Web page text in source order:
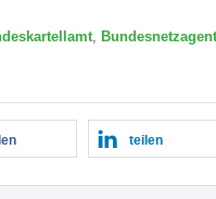
teilen